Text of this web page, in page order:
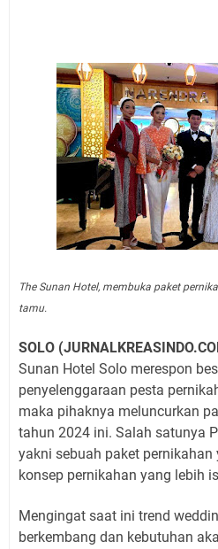
The Sunan Hotel, membuka paket
tamu.
SOLO
Sunan Hotel Solo merespon
penyelenggaraan pesta
maka pihaknya meluncurkan
tahun 2024 ini. Salah satunya
yakni sebuah paket pernikahan
konsep pernikahan yang lebih
Mengingat saat ini trend
berkembang dan kebutuhan